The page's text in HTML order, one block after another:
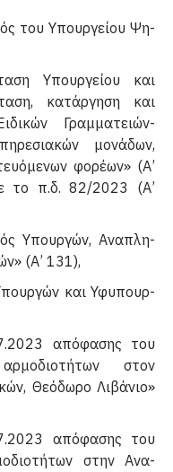
του Υπουργείου Ψη­
Υπουργείου και
κατάργηση και
Γραμματειών-
μονάδων,
φορέων» (Α’
το π.δ. 82/2023 (Α’
Υπουργών, Αναπλη­
(Α’ 131),
και Υφυπουρ­
απόφασης του
στον
Θεόδωρο Λιβάνιο»
απόφασης του
στην Ανα-